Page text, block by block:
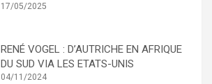
17/05/2025
RENÉ VOGEL : D’AUTRICHE EN AFRIQUE
DU SUD VIA LES ETATS-UNIS
04/11/2024